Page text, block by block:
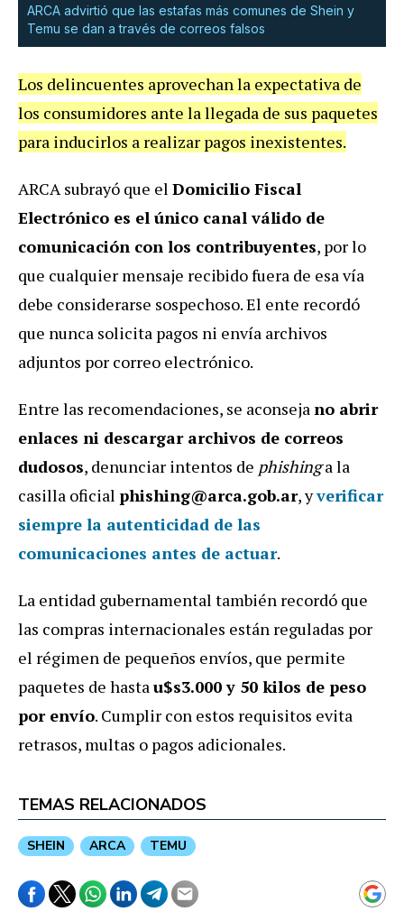
ARCA advirtió que las estafas más comunes de Shein y
Temu se dan a través de correos falsos
Los delincuentes aprovechan la expectativa de
los consumidores ante la llegada de sus paquetes
para inducirlos a realizar pagos inexistentes.
ARCA subrayó que el Domicilio Fiscal
Electrónico es el único canal válido de
comunicación con los contribuyentes, por lo
que cualquier mensaje recibido fuera de esa vía
debe considerarse sospechoso. El ente recordó
que nunca solicita pagos ni envía archivos
adjuntos por correo electrónico.
Entre las recomendaciones, se aconsejano abrir
enlaces ni descargar archivos de correos
dudosos, denunciar intentos de phishinga la
casilla oficial phishing@arca.gob.ar, yverificar
siempre la autenticidad de las
comunicaciones antes de actuar.
La entidad gubernamental también recordó que
las compras internacionales están reguladas por
el régimen de pequeños envíos, que permite
paquetes de hastau$s3.000 y 50 kilos de peso
por envío. Cumplir con estos requisitos evita
retrasos, multas o pagos adicionales.
TEMAS RELACIONADOS
SHEIN ARCA TEMU